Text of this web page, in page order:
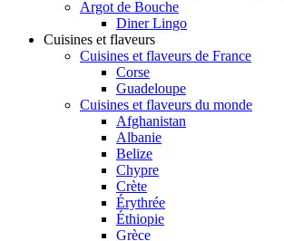
Argot de Bouche
Diner Lingo
Cuisines et flaveurs
Cuisines et flaveurs de France
Corse
Guadeloupe
Cuisines et flaveurs du monde
Afghanistan
Albanie
Belize
Chypre
Crète
Érythrée
Éthiopie
Grèce